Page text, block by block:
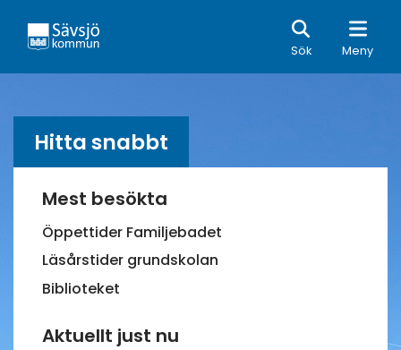
Sök Meny
Sök
Hitta snabbt
Mest besökta
Öppettider Familjebadet
Läsårstider grundskolan
Biblioteket
Aktuellt just nu